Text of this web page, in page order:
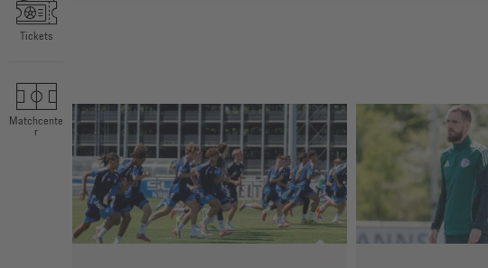
Tickets
Matchcente
r